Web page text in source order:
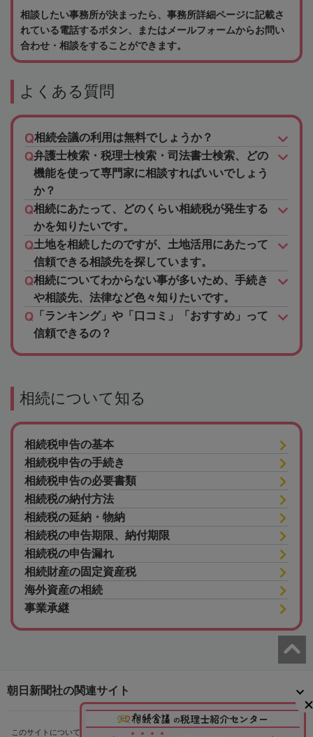
相談したい事務所が決まったら、事務所詳細ページに記載さ
れている電話するボタン、またはメールフォームからお問い
合わせ・相談をすることができます。
よくある質問
相続会議の利用は無料でしょうか？
弁護士検索・税理士検索・司法書士検索、どの
機能を使って専門家に相談すればいいでしょう
か？
相続にあたって、どのくらい相続税が発生する
かを知りたいです。
土地を相続したのですが、土地活用にあたって
信頼できる相談先を探しています。
相続についてわからない事が多いため、手続き
や相談先、法律など色々知りたいです。
「ランキング」や「口コミ」「おすすめ」って
信頼できるの？
相続について知る
相続税申告の基本
相続税申告の手続き
相続税申告の必要書類
相続税の納付方法
相続税の延納・物納
相続税の申告期限、納付期限
相続税の申告漏れ
相続財産の固定資産税
海外資産の相続
事業承継
の税理士紹介センター
朝日新聞社の関連サイト
このサイトについて サイトポリシー 相続会議利用規約